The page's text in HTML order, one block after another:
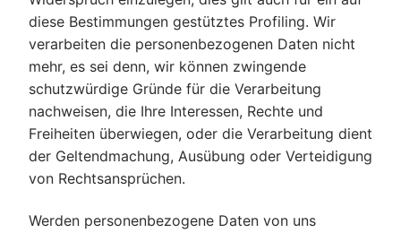
diese Bestimmungen gestütztes Profiling. Wir
verarbeiten die personenbezogenen Daten nicht
mehr, es sei denn, wir können zwingende
schutzwürdige Gründe für die Verarbeitung
nachweisen, die Ihre Interessen, Rechte und
Freiheiten überwiegen, oder die Verarbeitung dient
der Geltendmachung, Ausübung oder Verteidigung
von Rechtsansprüchen.
Werden personenbezogene Daten von uns